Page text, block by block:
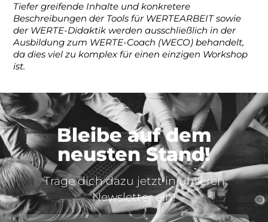
Tiefer greifende Inhalte und konkretere
Beschreibungen der Tools für WERTEARBEIT sowie
der WERTE-Didaktik werden ausschließlich in der
Ausbildung zum WERTE-Coach (WECO) behandelt,
da dies viel zu komplex für einen einzigen Workshop
ist.
Bleibe auf dem
neusten Stand!
Trage dich dazu jetzt in unseren
Newsletter ein!